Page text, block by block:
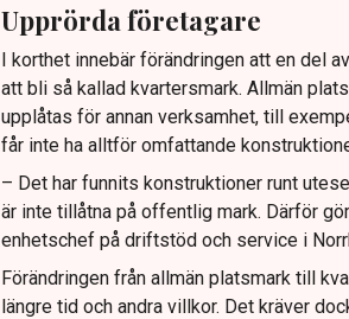
Upprörda företagare
I korthet innebär förändringen att en del
att bli så kallad kvartersmark. Allmän
upplåtas för annan verksamhet, till
får inte ha alltför omfattande
– Det har funnits konstruktioner runt
är inte tillåtna på offentlig mark. Därför
enhetschef på driftstöd och service i
Förändringen från allmän platsmark till
längre tid och andra villkor. Det kräver